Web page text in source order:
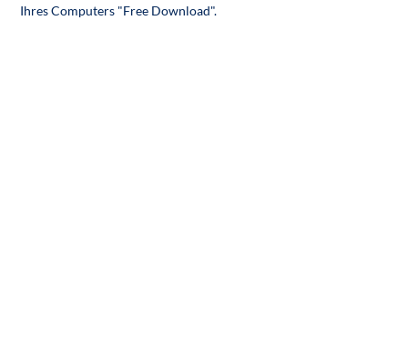
Ihres Computers "Free Download".